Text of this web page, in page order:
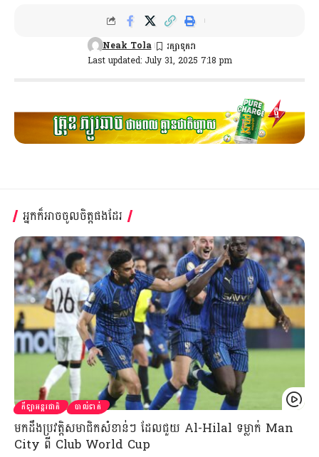
Last updated: July 31, 2025 7:18 pm
Neak Tola
អ្នកក៏អាចចូលចិត្តផងដែរ
កីឡាអន្តរជាតិ បាល់ទាត់
មកដឹងប្រវត្តិសមាជិកសំខាន់ៗ ដែលជួយ Al-Hilal ទម្លាក់ Man
City ពី Club World Cup